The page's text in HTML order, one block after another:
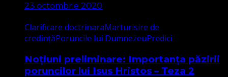
23 octombrie 2020
Clarificare doctrinaraMarturisire de
credințăPoruncile lui DumnezeuPredici
Noțiuni preliminare: Importanța păzirii
poruncilor lui Isus Hristos – Teza 2